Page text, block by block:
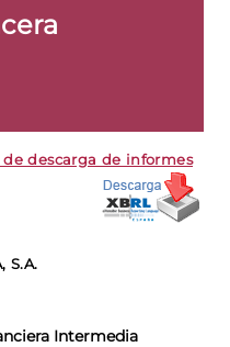
descarga de informes
S.A.
Intermedia